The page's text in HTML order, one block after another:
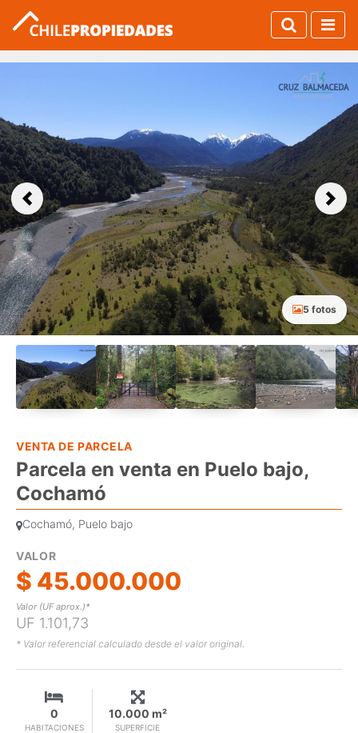
Previous Next
5 fotos
VENTA DE PARCELA
Parcela en venta en Puelo bajo,
Cochamó
Cochamó, Puelo bajo
VALOR
$ 45.000.000
Valor (UF aprox.)*
UF 1.101,73
* Valor referencial calculado desde el valor original.
HABITACIONES
0
SUPERFICIE
10.000 m²